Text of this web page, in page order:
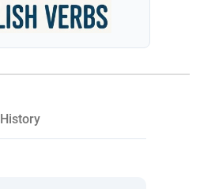
History